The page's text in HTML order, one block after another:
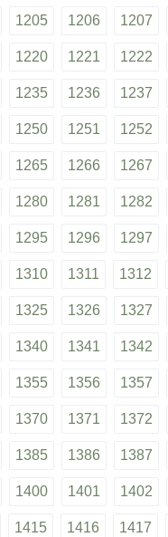
1205 1206 1207
1220 1221 1222
1235 1236 1237
1250 1251 1252
1265 1266 1267
1280 1281 1282
1295 1296 1297
1310 1311 1312
1325 1326 1327
1340 1341 1342
1355 1356 1357
1370 1371 1372
1385 1386 1387
1400 1401 1402
1415 1416 1417